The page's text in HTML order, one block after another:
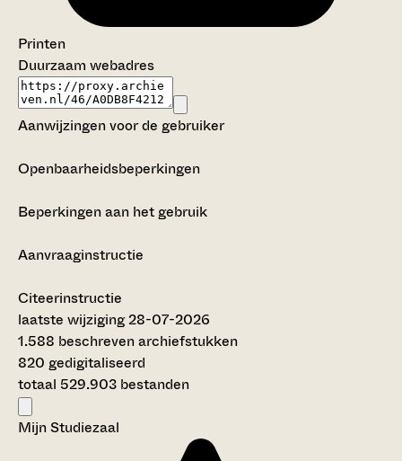
Printen
Duurzaam webadres
Aanwijzingen voor de gebruiker
Openbaarheidsbeperkingen
Beperkingen aan het gebruik
Aanvraaginstructie
Citeerinstructie
laatste wijziging 28-07-2026
1.588 beschreven archiefstukken
820 gedigitaliseerd
totaal 529.903 bestanden
Mijn Studiezaal